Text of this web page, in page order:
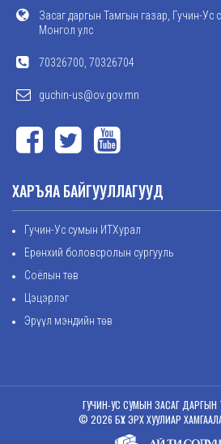
Засаг даргын Тамгын газар, Гучин-Ус
Монгол улс
70326700, 70326704
guchin-us@ov.gov.mn
ХАРЪЯА БАЙГУУЛЛАГУУД
Гучин-Ус сумын ИТХурал
Ерөнхий боловсролын сургууль
Соёлын төв
Цэцэрлэг
Эрүүл мэндийн төв
ГУЧИН-УС СУМЫН ЗАСАГ ДАРГЫН
© 2026 БҮХ ЭРХ ХУУЛИАР